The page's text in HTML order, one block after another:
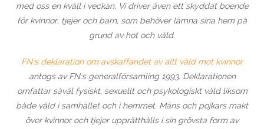
med oss en kväll i veckan. Vi driver även ett skyddat boende
för kvinnor, tjejer och barn, som behöver lämna sina hem på
grund av hot och våld.
FN:s deklaration om avskaffandet av allt våld mot kvinnor
antogs av FN:s generalförsamling 1993. Deklarationen
omfattar såväl fysiskt, sexuellt och psykologiskt våld liksom
både våld i samhället och i hemmet. Mäns och pojkars makt
över kvinnor och tjejer upprätthålls i sin grövsta form av